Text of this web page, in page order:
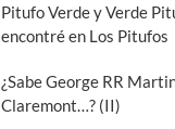
Pitufo Verde y Verde
encontré en Los Pitufos
¿Sabe George RR
Claremont…? (II)